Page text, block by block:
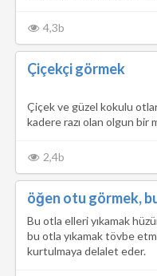
4,3b
Çiçekçi görmek
Çiçek ve güzel kokulu
kadere razı olan olgun bir
2,4b
öğen otu görmek,
Bu otla elleri yıkamak
bu otla yıkamak tövbe
kurtulmaya delalet eder.